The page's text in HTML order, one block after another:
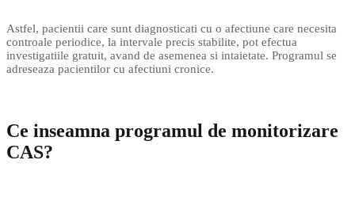
Astfel, pacientii care sunt diagnosticati cu o afectiune care necesita
controale periodice, la intervale precis stabilite, pot efectua
investigatiile gratuit, avand de asemenea si intaietate. Programul se
adreseaza pacientilor cu afectiuni cronice.
Ce inseamna programul de monitorizare
CAS?